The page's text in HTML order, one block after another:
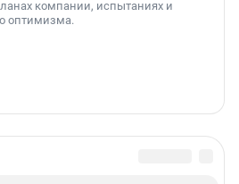
компании, испытаниях и
оптимизма.